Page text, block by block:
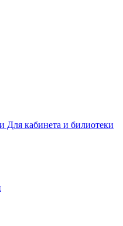
Для кабинета и билиотеки